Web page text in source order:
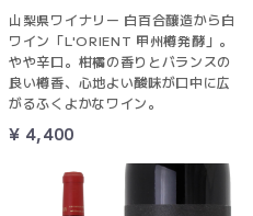
山梨県ワイナリー 白百合醸造から白
ワイン「L'ORIENT 甲州樽発酵」。
やや辛口。柑橘の香りとバランスの
良い樽香、心地よい酸味が口中に広
がるふくよかなワイン。
¥ 4,400